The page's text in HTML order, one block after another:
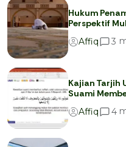
Hukum
Perspektif
Affiq
3
Kajian Tarjih
Suami
Affiq
4